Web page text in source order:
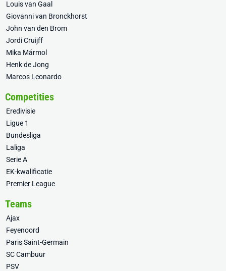
Louis van Gaal
Giovanni van Bronckhorst
John van den Brom
Jordi Cruijff
Mika Mármol
Henk de Jong
Marcos Leonardo
Competities
Eredivisie
Ligue 1
Bundesliga
Laliga
Serie A
EK-kwalificatie
Premier League
Teams
Ajax
Feyenoord
Paris Saint-Germain
SC Cambuur
PSV